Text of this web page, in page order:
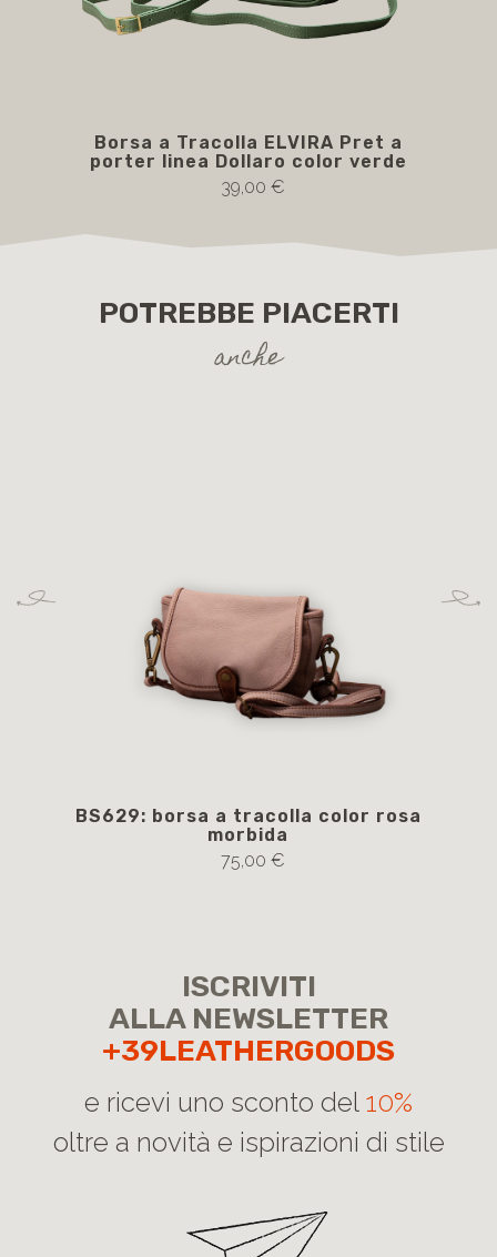
Borsa a Tracolla ELVIRA Pret a
porter linea Dollaro color verde
39,00 €
POTREBBE PIACERTI
anche
BS629: borsa a tracolla color rosa
morbida
75,00 €
ISCRIVITI
ALLA NEWSLETTER
+39LEATHERGOODS
e ricevi uno sconto del 10%
oltre a novità e ispirazioni di stile